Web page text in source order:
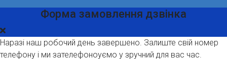
Форма замовлення дзвінка
Наразі наш робочий день завершено. Залиште свій номер
телефону і ми зателефоноуємо у зручний для вас час.